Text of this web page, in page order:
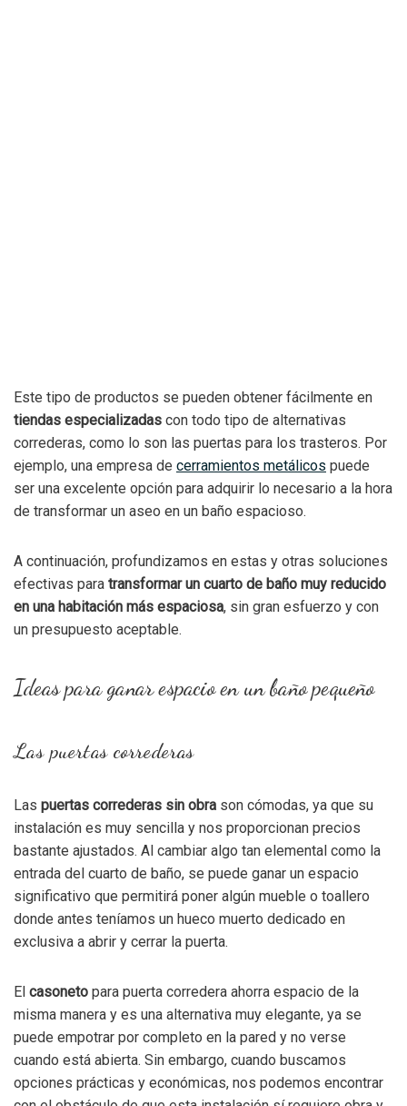
Este tipo de productos se pueden obtener fácilmente en
tiendas especializadas con todo tipo de alternativas
correderas, como lo son las puertas para los trasteros. Por
ejemplo, una empresa de cerramientos metálicos puede
ser una excelente opción para adquirir lo necesario a la hora
de transformar un aseo en un baño espacioso.
A continuación, profundizamos en estas y otras soluciones
efectivas para transformar un cuarto de baño muy reducido
en una habitación más espaciosa, sin gran esfuerzo y con
un presupuesto aceptable.
Ideas para ganar espacio en un baño pequeño
Las puertas correderas
Las puertas correderas sin obra son cómodas, ya que su
instalación es muy sencilla y nos proporcionan precios
bastante ajustados. Al cambiar algo tan elemental como la
entrada del cuarto de baño, se puede ganar un espacio
significativo que permitirá poner algún mueble o toallero
donde antes teníamos un hueco muerto dedicado en
exclusiva a abrir y cerrar la puerta.
El casoneto para puerta corredera ahorra espacio de la
misma manera y es una alternativa muy elegante, ya se
puede empotrar por completo en la pared y no verse
cuando está abierta. Sin embargo, cuando buscamos
opciones prácticas y económicas, nos podemos encontrar